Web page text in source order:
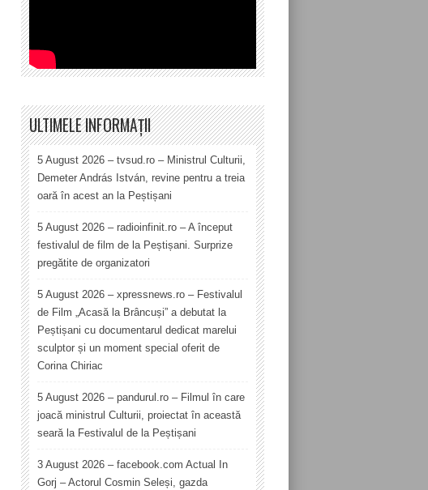
ULTIMELE INFORMAȚII
5 August 2026 – tvsud.ro – Ministrul Culturii,
Demeter András István, revine pentru a treia
oară în acest an la Peștișani
5 August 2026 – radioinfinit.ro – A început
festivalul de film de la Peștișani. Surprize
pregătite de organizatori
5 August 2026 – xpressnews.ro – Festivalul
de Film „Acasă la Brâncuși” a debutat la
Peștișani cu documentarul dedicat marelui
sculptor și un moment special oferit de
Corina Chiriac
5 August 2026 – pandurul.ro – Filmul în care
joacă ministrul Culturii, proiectat în această
seară la Festivalul de la Peștișani
3 August 2026 – facebook.com Actual In
Gorj – Actorul Cosmin Seleși, gazda